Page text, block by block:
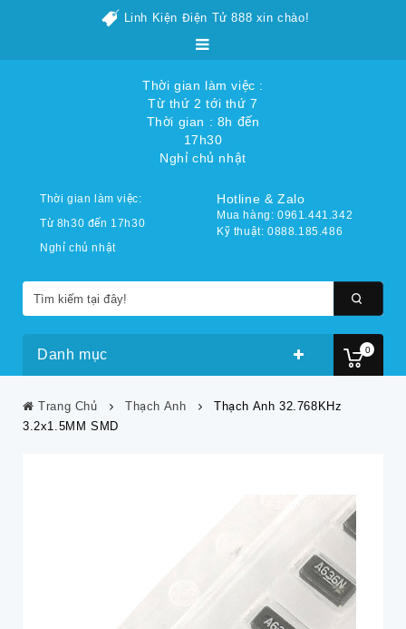
Linh Kiện Điện Tử 888 xin chào!
Thời gian làm việc :
Từ thứ 2 tới thứ 7
Thời gian : 8h đến
17h30
Nghỉ chủ nhật
0
Thời gian làm việc:
Từ 8h30 đến 17h30
Nghỉ chủ nhật
Hotline & Zalo
Mua hàng: 0961.441.342
Kỹ thuật: 0888.185.486
Danh mục
Trang Chủ Thạch Anh
Thạch Anh 32.768KHz
3.2x1.5MM SMD